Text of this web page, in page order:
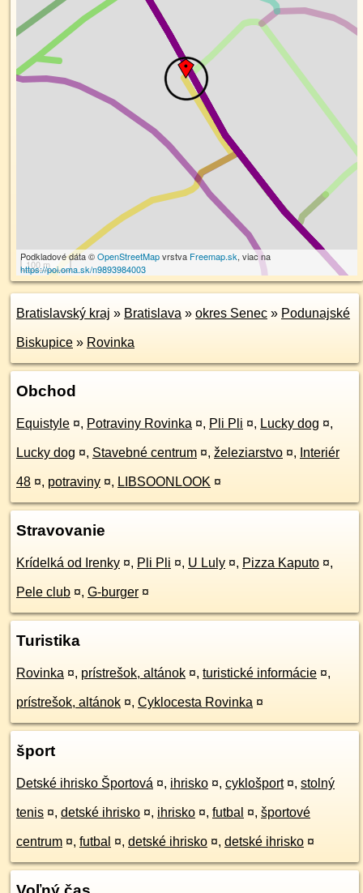
100 m
Podkladové dáta ©OpenStreetMapvrstva Freemap.sk, viac na
https://poi.oma.sk/n9893984003
Bratislavský kraj » Bratislava » okres Senec » Podunajské
Biskupice » Rovinka
Obchod
Equistyle ¤, Potraviny Rovinka ¤, Pli Pli ¤, Lucky dog ¤,
Lucky dog ¤, Stavebné centrum ¤, železiarstvo ¤, Interiér
48 ¤, potraviny ¤, LIBSOONLOOK ¤
Stravovanie
Krídelká od Irenky ¤, Pli Pli ¤, U Luly ¤, Pizza Kaputo ¤,
Pele club ¤, G-burger ¤
Turistika
Rovinka ¤, prístrešok, altánok ¤, turistické informácie ¤,
prístrešok, altánok ¤, Cyklocesta Rovinka ¤
šport
Detské ihrisko Športová ¤, ihrisko ¤, cyklošport ¤, stolný
tenis ¤, detské ihrisko ¤, ihrisko ¤, futbal ¤, športové
centrum ¤, futbal ¤, detské ihrisko ¤, detské ihrisko ¤